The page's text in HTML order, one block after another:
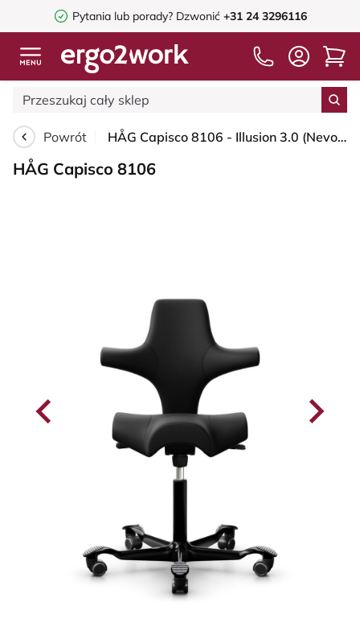
Pytania lub porady? Dzwonić +31 24 3296116
Powrót HÅG Capisco 8106 - Illusion 3.0 (Nevotex) - Skóra syntetyczna z poliuretanu - ILU3110 - Black - Black - 265 mm (seat height 53-79cm) - Soft castors for hard floors
HÅG Capisco 8106